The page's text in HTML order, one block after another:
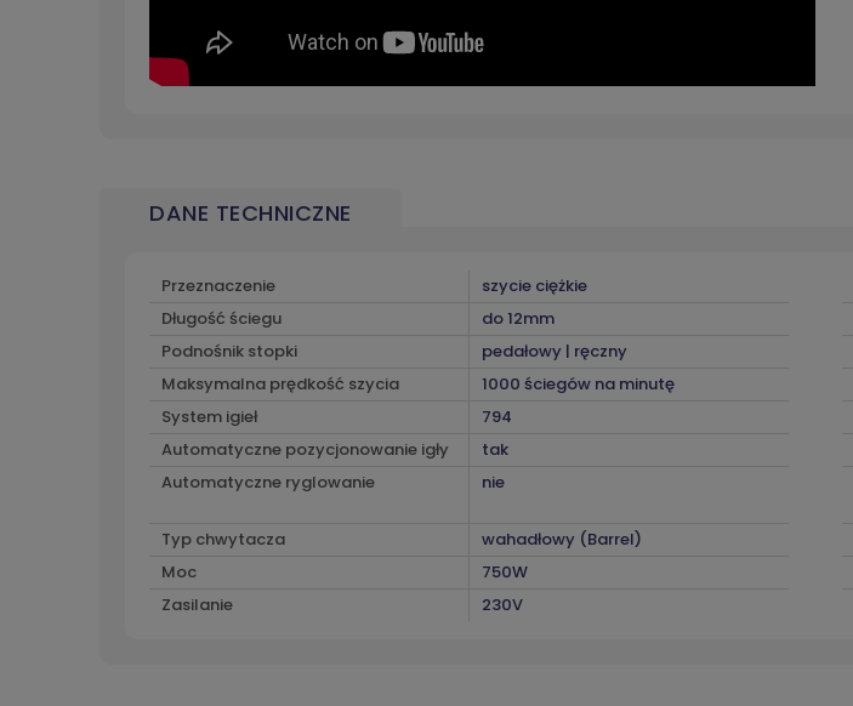
DANE TECHNICZNE
Przeznaczenie szycie ciężkie
Długość ściegu
do 12mm
Podnośnik stopki
pedałowy | ręczny
Maksymalna prędkość szycia
1000 ściegów na minutę
System igieł
794
Automatyczne pozycjonowanie igły
tak
Automatyczne ryglowanie
nie
Typ chwytacza wahadłowy (Barrel)
Moc
750W
Zasilanie
230V